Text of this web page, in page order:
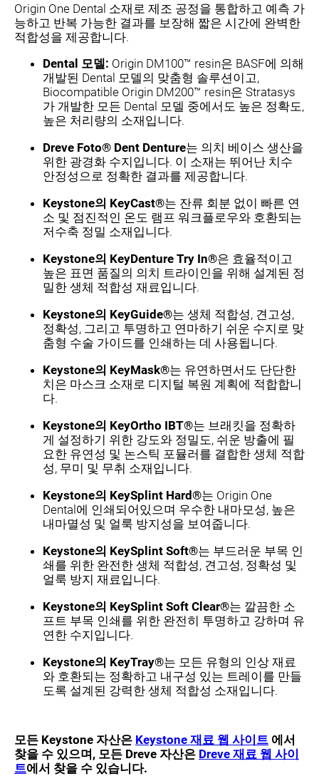
Origin One Dental 소재로 제조 공정을 통합하고 예측 가
능하고 반복 가능한 결과를 보장해 짧은 시간에 완벽한
적합성을 제공합니다.
Dental 모델: Origin DM100™ resin은 BASF에 의해
개발된 Dental 모델의 맞춤형 솔루션이고,
Biocompatible Origin DM200™ resin은 Stratasys
가 개발한 모든 Dental 모델 중에서도 높은 정확도,
높은 처리량의 소재입니다.
Dreve Foto® Dent Denture는 의치 베이스 생산을
위한 광경화 수지입니다. 이 소재는 뛰어난 치수
안정성으로 정확한 결과를 제공합니다.
Keystone의 KeyCast®는 잔류 회분 없이 빠른 연
소 및 점진적인 온도 램프 워크플로우와 호환되는
저수축 정밀 소재입니다.
Keystone의 KeyDenture Try In®은 효율적이고
높은 표면 품질의 의치 트라이인을 위해 설계된 정
밀한 생체 적합성 재료입니다.
Keystone의 KeyGuide®는 생체 적합성, 견고성,
정확성, 그리고 투명하고 연마하기 쉬운 수지로 맞
춤형 수술 가이드를 인쇄하는 데 사용됩니다.
Keystone의 KeyMask®는 유연하면서도 단단한
치은 마스크 소재로 디지털 복원 계획에 적합합니
다.
Keystone의 KeyOrtho IBT®는 브래킷을 정확하
게 설정하기 위한 강도와 정밀도, 쉬운 방출에 필
요한 유연성 및 논스틱 포뮬러를 결합한 생체 적합
성, 무미 및 무취 소재입니다.
Keystone의 KeySplint Hard®는 Origin One
Dental에 인쇄되어있으며 우수한 내마모성, 높은
내마멸성 및 얼룩 방지성을 보여줍니다.
Keystone의 KeySplint Soft®는 부드러운 부목 인
쇄를 위한 완전한 생체 적합성, 견고성, 정확성 및
얼룩 방지 재료입니다.
Keystone의 KeySplint Soft Clear®는 깔끔한 소
프트 부목 인쇄를 위한 완전히 투명하고 강하며 유
연한 수지입니다.
Keystone의 KeyTray®는 모든 유형의 인상 재료
와 호환되는 정확하고 내구성 있는 트레이를 만들
도록 설계된 강력한 생체 적합성 소재입니다.
모든 Keystone 자산은 Keystone 재료 웹 사이트 에서
찾을 수 있으며, 모든 Dreve 자산은 Dreve 재료 웹 사이
트에서 찾을 수 있습니다.